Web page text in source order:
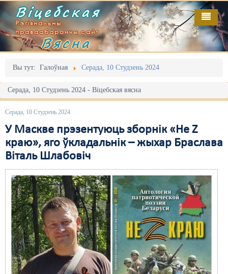
Віцебская
Рэгіянальны
праваабарончы сайт
Вясна
Вы тут: Галоўная Серада, 10 Студзень 2024
Серада, 10 Студзень 2024 - Віцебская вясна
Серада, 10 Студзень 2024
У Маскве прэзентуюць зборнік «Не Z
краю», яго ўкладальнік – жыхар Браслава
Віталь Шлабовіч
Галоўная
Адміністрацыйны перасьлед
Акцыі
Выбары
Грамадзянскія ініцыятывы
Дзяржава
Дыскрымінацыя
Затрыманьні
Карная псыхіятрыя
КПЧ ААН
Культурныя правы
Выданьні
Відэа
Пра нас
RSS